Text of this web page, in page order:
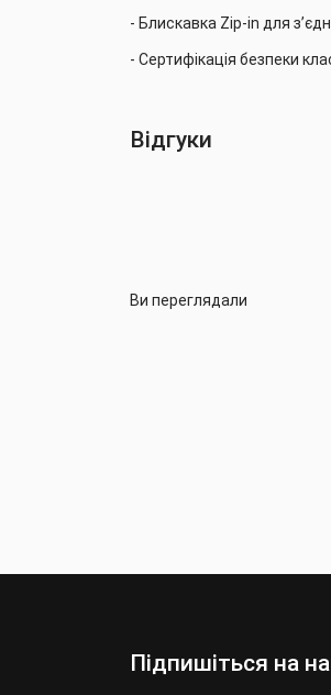
- Блискавка Zip-in для
- Сертифікація безпеки
Відгуки
Ви переглядали
Підпишіться на